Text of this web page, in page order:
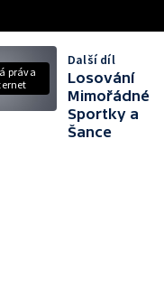
práva
Další díl
Losování
Mimořádné
Sportky a
Šance